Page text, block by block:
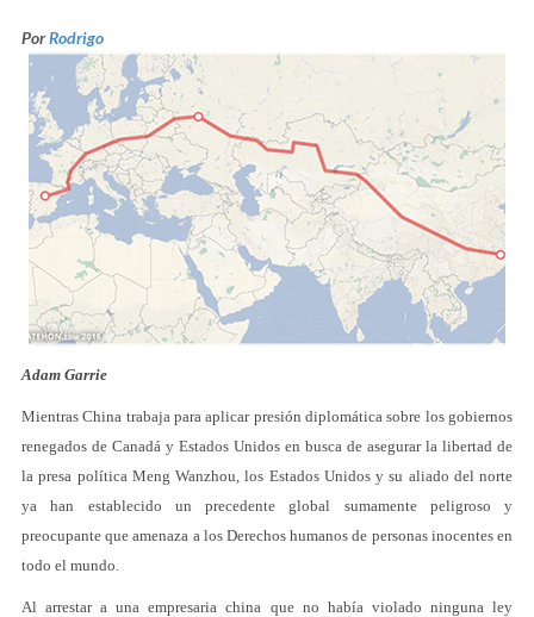
PorRodrigo
Adam Garrie
Mientras China trabaja para aplicar presión diplomática sobre los gobiernos
renegados de Canadá y Estados Unidos en busca de asegurar la libertad de
la presa política Meng Wanzhou, los Estados Unidos y su aliado del norte
ya han establecido un precedente global sumamente peligroso y
preocupante que amenaza a los Derechos humanos de personas inocentes en
todo el mundo.
Al arrestar a una empresaria china que no había violado ninguna ley